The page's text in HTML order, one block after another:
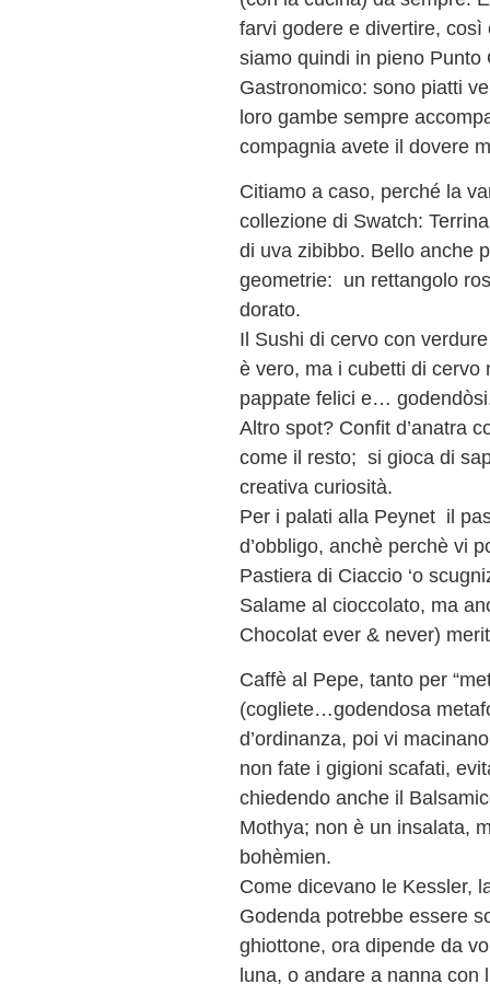
farvi godere e divertire,
siamo quindi in pieno Punto
Gastronomico: sono piatti
loro gambe sempre
compagnia avete il dovere
Citiamo a caso, perché la
collezione di Swatch:
di uva zibibbo. Bello anche
geometrie: un rettangolo
dorato.
Il Sushi di cervo con
è vero, ma i cubetti di cervo
pappate felici e…
Altro spot? Confit d’anatra
come il resto; si gioca di
creativa curiosità.
Per i palati alla Peynet il
d’obbligo, anchè perchè vi
Pastiera di Ciaccio ‘o
Salame al cioccolato, ma
Chocolat ever & never)
Caffè al Pepe, tanto per
(cogliete…godendosa
d’ordinanza, poi vi
non fate i gigioni scafati,
chiedendo anche il
Mothya; non è un insalata,
bohèmien.
Come dicevano le Kessler,
Godenda potrebbe essere
ghiottone, ora dipende da
luna, o andare a nanna con